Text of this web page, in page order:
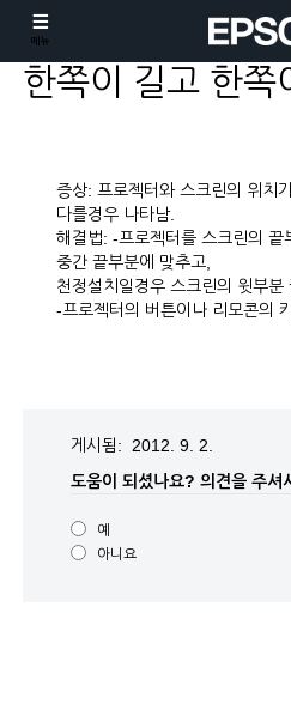
메뉴
한쪽이 길고 한쪽
증상: 프로젝터와 스크린의 위치
다를경우 나타남.
해결법: -프로젝터를 스크린의 끝
중간 끝부분에 맞추고,
천정설치일경우 스크린의 윗부
-프로젝터의 버튼이나 리모콘의
게시됨: 2012. 9. 2.
도움이 되셨나요? 의견을 주셔
예
아니요